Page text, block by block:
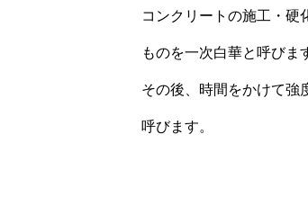
コンクリートの施工・硬
ものを一次白華と呼びま
その後、時間をかけて強
呼びます。